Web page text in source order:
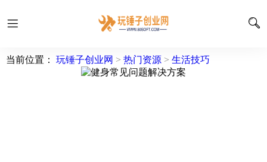
当前位置： 玩锤子创业网 > 热门资源 > 生活技巧